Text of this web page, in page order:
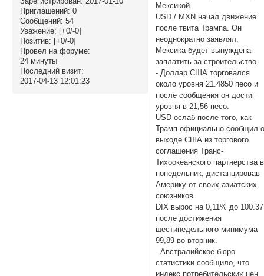
Приглашений: 0
Сообщений: 54
Уважение: [+0/-0]
Позитив: [+0/-0]
Провел на форуме:
24 минуты
Последний визит:
2017-04-13 12:01:23
Мексикой.
USD / MXN начал движение
после твита Трампа. Он
неоднократно заявлял,
Мексика будет вынуждена
заплатить за строительство.
- Доллар США торговался
около уровня 21.4850 песо и
после сообщения он достиг
уровня в 21,56 песо.
USD ослаб после того, как
Трамп официально сообщил
выходе США из торгового
соглашения Транс-
Тихоокеанского партнерства в
понедельник, дистанцировав
Америку от своих азиатских
союзников.
DIX вырос на 0,11% до
после достижения
шестинедельного минимума
99,89 во вторник.
- Австралийское бюро
статистики сообщило, что
индекс потребительских цен